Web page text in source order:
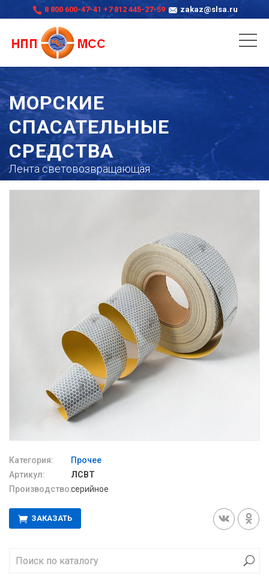
8 800 600-47-41 +7 812 445-27-59 zakaz@slsa.ru
МОРСКИЕ
СПАСАТЕЛЬНЫЕ
СРЕДСТВА
Лента световозвращающая
Категория:
Прочее
Артикул:
ЛСВТ
Производство:серийное
ЗАКАЗАТЬ